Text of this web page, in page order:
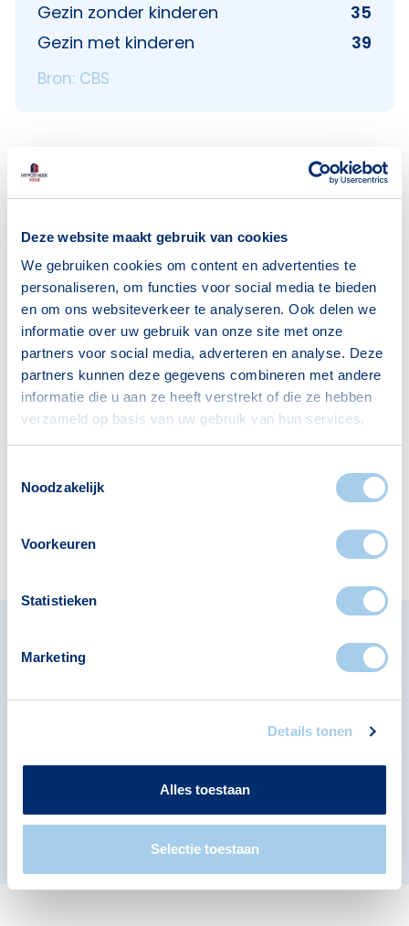
Deze website maakt gebruik van cookies
We gebruiken cookies om content en advertenties te
personaliseren, om functies voor social media te bieden
en om ons websiteverkeer te analyseren. Ook delen we
informatie over uw gebruik van onze site met onze
partners voor social media, adverteren en analyse. Deze
partners kunnen deze gegevens combineren met andere
informatie die u aan ze heeft verstrekt of die ze hebben
verzameld op basis van uw gebruik van hun services.
Noodzakelijk
Voorkeuren
Statistieken
Marketing
Details tonen
Alles toestaan
Selectie toestaan
Gezin zonder kinderen
35
Gezin met kinderen
39
Bron: CBS
Noorderhoogebrug
Deze wijk heeft het allemaal voor je. Zo vind je
er:
Supermarkten Apotheken
Omliggende buurten in
Bekijk ook de andere buurten in de buurt.
De Hunze
Van Starkenborgh